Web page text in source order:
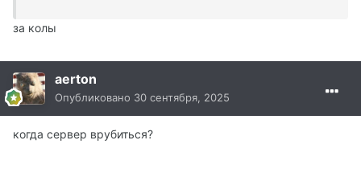
за колы
aerton
Опубликовано 30 сентября, 2025
когда сервер врубиться?